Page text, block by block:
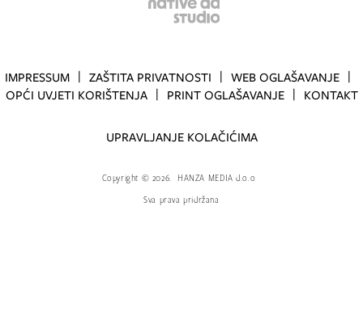
IMPRESSUM ZAŠTITA PRIVATNOSTI
WEB OGLAŠAVANJE
OPĆI UVJETI KORIŠTENJA
PRINT OGLAŠAVANJE KONTAKT
UPRAVLJANJE KOLAČIĆIMA
Copyright © 2026.
HANZA MEDIA d.o.o
Sva prava pridržana